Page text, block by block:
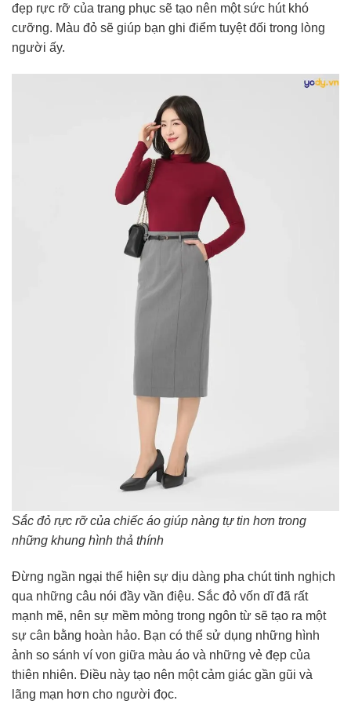
đẹp rực rỡ của trang phục sẽ tạo nên một sức hút khó
cưỡng. Màu đỏ sẽ giúp bạn ghi điểm tuyệt đối trong lòng
người ấy.
Sắc đỏ rực rỡ của chiếc áo giúp nàng tự tin hơn trong
những khung hình thả thính
Đừng ngần ngại thể hiện sự dịu dàng pha chút tinh nghịch
qua những câu nói đầy vần điệu. Sắc đỏ vốn dĩ đã rất
mạnh mẽ, nên sự mềm mỏng trong ngôn từ sẽ tạo ra một
sự cân bằng hoàn hảo. Bạn có thể sử dụng những hình
ảnh so sánh ví von giữa màu áo và những vẻ đẹp của
thiên nhiên. Điều này tạo nên một cảm giác gần gũi và
lãng mạn hơn cho người đọc.